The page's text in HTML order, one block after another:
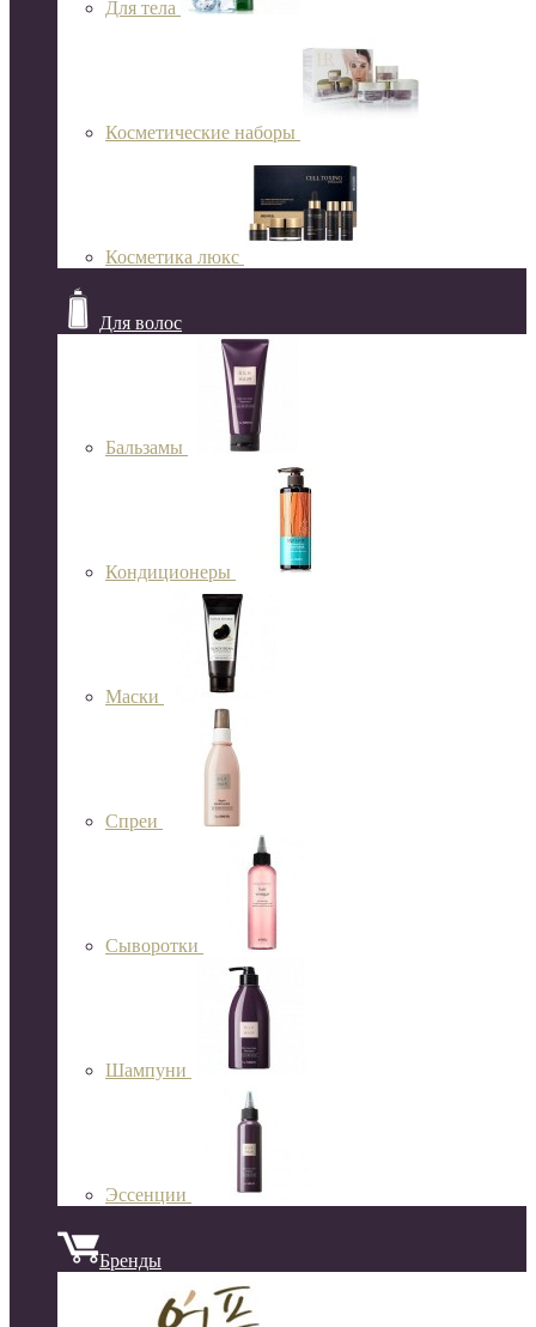
Для тела
Косметические наборы
Косметика люкс
Для волос
Бальзамы
Кондиционеры
Маски
Спреи
Сыворотки
Шампуни
Эссенции
Бренды